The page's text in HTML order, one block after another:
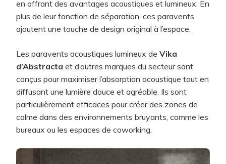
en offrant des avantages acoustiques et lumineux. En
plus de leur fonction de séparation, ces paravents
ajoutent une touche de design original à l’espace.
Les paravents acoustiques lumineux de Vika
d’Abstracta et d’autres marques du secteur sont
conçus pour maximiser l’absorption acoustique tout en
diffusant une lumière douce et agréable. Ils sont
particulièrement efficaces pour créer des zones de
calme dans des environnements bruyants, comme les
bureaux ou les espaces de coworking.